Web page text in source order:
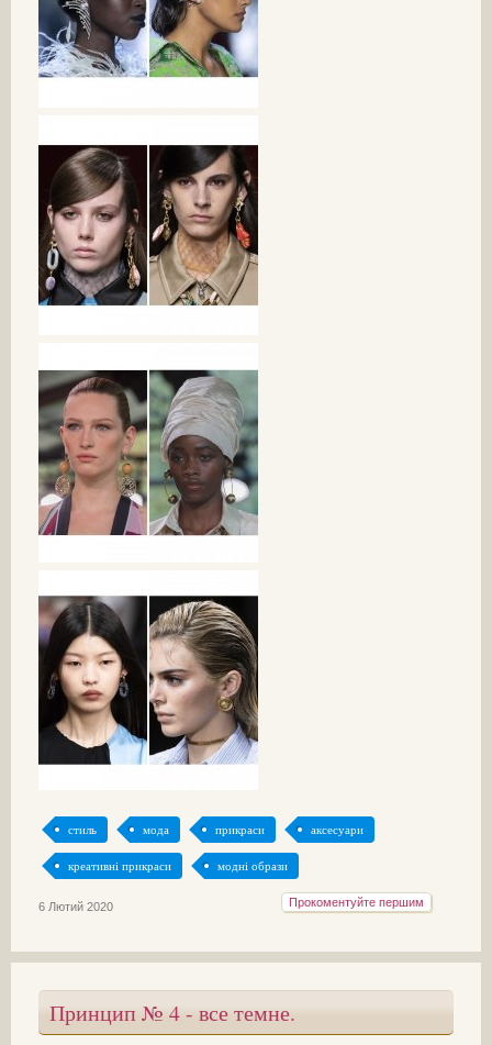
стиль мода прикраси аксесуари
креативні прикраси модні образи
Прокоментуйте першим
6 Лютий 2020
Принцип № 4 - все темне.